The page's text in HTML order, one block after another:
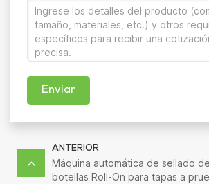
Enviar
ANTERIOR
Máquina automática de sellado
botellas Roll-On para tapas a